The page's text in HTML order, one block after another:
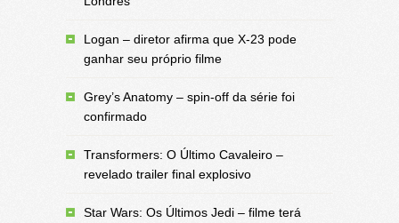
Logan – diretor afirma que X-23 pode
ganhar seu próprio filme
Grey’s Anatomy – spin-off da série foi
confirmado
Transformers: O Último Cavaleiro –
revelado trailer final explosivo
Star Wars: Os Últimos Jedi – filme terá